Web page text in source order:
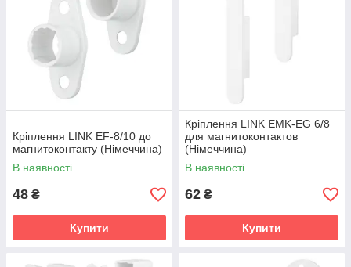
Кріплення LINK EF-8/10 до
магнитоконтакту (Німеччина)
В наявності
48 ₴
Купити
Кріплення LINK EMK-EG 6/8
для магнитоконтактов
(Німеччина)
В наявності
62 ₴
Купити